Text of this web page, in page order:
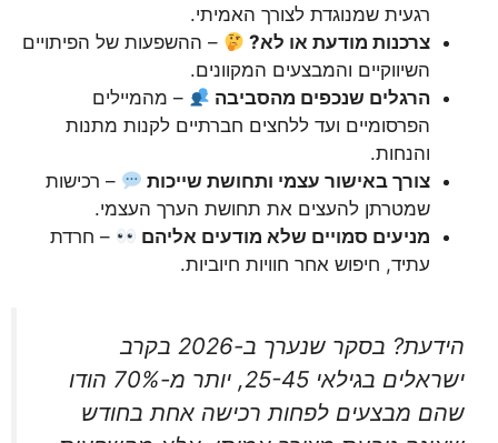
רגעית שמנוגדת לצורך האמיתי.
צרכנות מודעת או לא?
– ההשפעות של הפיתויים
השיווקיים והמבצעים המקוונים.
הרגלים שנכפים מהסביבה
– מהמיילים
הפרסומיים ועד ללחצים חברתיים לקנות מתנות
והנחות.
צורך באישור עצמי ותחושת שייכות
– רכישות
שמטרתן להעצים את תחושת הערך העצמי.
מניעים סמויים שלא מודעים אליהם
– חרדת
עתיד, חיפוש אחר חוויות חיוביות.
הידעת? בסקר שנערך ב-2026 בקרב
ישראלים בגילאי 25-45, יותר מ-70% הודו
שהם מבצעים לפחות רכישה אחת בחודש